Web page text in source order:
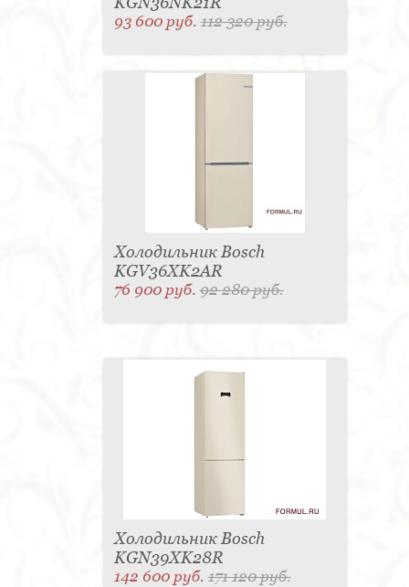
93 600 руб.112 320 руб.
Холодильник Bosch
KGV36XK2AR
76 900 руб.92 280 руб.
Холодильник Bosch
KGN39XK28R
142 600 руб.171 120 руб.